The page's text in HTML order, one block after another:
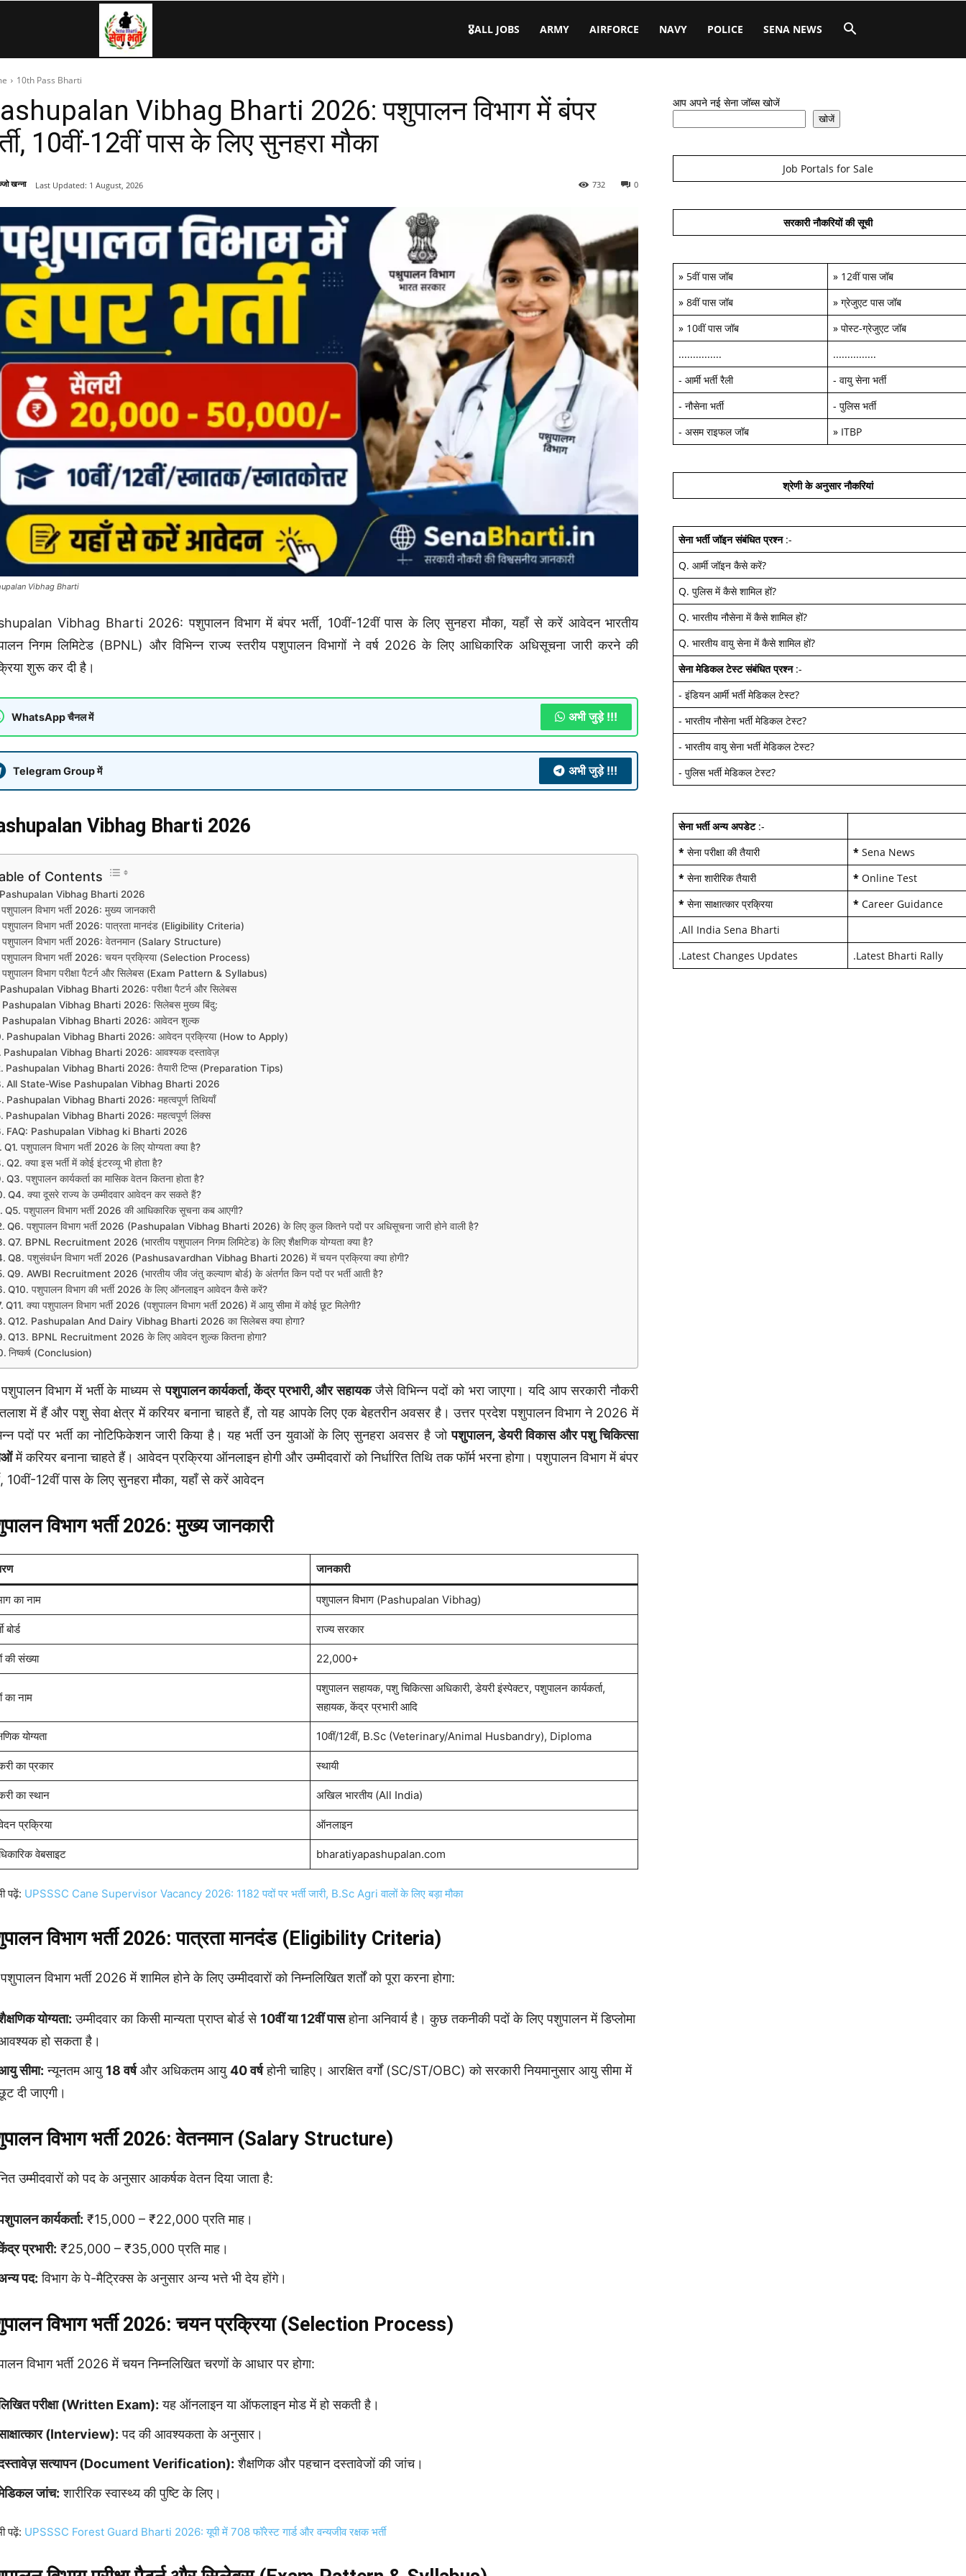
Army,
Airforce,
Police….
🎖️ALL JOBS ARMY AIRFORCE NAVY POLICE SENA NEWS
10th Pass Bharti
Vibhag Bharti 2026: पशुपालन विभाग में बंपर
10वीं-12वीं पास के लिए सुनहरा मौका
खन्ना 0
732
Last Updated: 1 August, 2026
Vibhag Bharti
Vibhag Bharti 2026: पशुपालन विभाग में बंपर भर्ती, 10वीं-12वीं पास के लिए सुनहरा मौका, यहाँ से करें आवेदन भारतीय
निगम लिमिटेड (BPNL) और विभिन्न राज्य स्तरीय पशुपालन विभागों ने वर्ष 2026 के लिए आधिकारिक अधिसूचना जारी करने की
शुरू कर दी है।
WhatsApp चैनल में अभी जुड़े !!!
Telegram Group में अभी जुड़े !!!
Vibhag Bharti 2026
of Contents
Vibhag Bharti 2026
पशुपालन विभाग भर्ती 2026: मुख्य जानकारी
पशुपालन विभाग भर्ती 2026: पात्रता मानदंड (Eligibility Criteria)
पशुपालन विभाग भर्ती 2026: वेतनमान (Salary Structure)
पशुपालन विभाग भर्ती 2026: चयन प्रक्रिया (Selection Process)
पशुपालन विभाग परीक्षा पैटर्न और सिलेबस (Exam Pattern & Syllabus)
Pashupalan Vibhag Bharti 2026: परीक्षा पैटर्न और सिलेबस
Pashupalan Vibhag Bharti 2026: सिलेबस मुख्य बिंदु:
Pashupalan Vibhag Bharti 2026: आवेदन शुल्क
Pashupalan Vibhag Bharti 2026: आवेदन प्रक्रिया (How to Apply)
Pashupalan Vibhag Bharti 2026: आवश्यक दस्तावेज़
Pashupalan Vibhag Bharti 2026: तैयारी टिप्स (Preparation Tips)
All State-Wise Pashupalan Vibhag Bharti 2026
Pashupalan Vibhag Bharti 2026: महत्वपूर्ण तिथियाँ
Pashupalan Vibhag Bharti 2026: महत्वपूर्ण लिंक्स
FAQ: Pashupalan Vibhag ki Bharti 2026
Q1. पशुपालन विभाग भर्ती 2026 के लिए योग्यता क्या है?
Q2. क्या इस भर्ती में कोई इंटरव्यू भी होता है?
Q3. पशुपालन कार्यकर्ता का मासिक वेतन कितना होता है?
Q4. क्या दूसरे राज्य के उम्मीदवार आवेदन कर सकते हैं?
Q5. पशुपालन विभाग भर्ती 2026 की आधिकारिक सूचना कब आएगी?
Q6. पशुपालन विभाग भर्ती 2026 (Pashupalan Vibhag Bharti 2026) के लिए कुल कितने पदों पर अधिसूचना जारी होने वाली है?
Q7. BPNL Recruitment 2026 (भारतीय पशुपालन निगम लिमिटेड) के लिए शैक्षणिक योग्यता क्या है?
Q8. पशुसंवर्धन विभाग भर्ती 2026 (Pashusavardhan Vibhag Bharti 2026) में चयन प्रक्रिया क्या होगी?
Q9. AWBI Recruitment 2026 (भारतीय जीव जंतु कल्याण बोर्ड) के अंतर्गत किन पदों पर भर्ती आती है?
Q10. पशुपालन विभाग की भर्ती 2026 के लिए ऑनलाइन आवेदन कैसे करें?
Q11. क्या पशुपालन विभाग भर्ती 2026 (पशुपालन विभाग भर्ती 2026) में आयु सीमा में कोई छूट मिलेगी?
Q12. Pashupalan And Dairy Vibhag Bharti 2026 का सिलेबस क्या होगा?
Q13. BPNL Recruitment 2026 के लिए आवेदन शुल्क कितना होगा?
निष्कर्ष (Conclusion)
विभाग में भर्ती के माध्यम सेपशुपालन कार्यकर्ता, केंद्र प्रभारी, और सहायकजैसे विभिन्न पदों को भरा जाएगा। यदि आप सरकारी नौकरी
में हैं और पशु सेवा क्षेत्र में करियर बनाना चाहते हैं, तो यह आपके लिए एक बेहतरीन अवसर है। उत्तर प्रदेश पशुपालन विभाग ने 2026 में
पदों पर भर्ती का नोटिफिकेशन जारी किया है। यह भर्ती उन युवाओं के लिए सुनहरा अवसर है जोपशुपालन, डेयरी विकास और पशु चिकित्सा
में करियर बनाना चाहते हैं। आवेदन प्रक्रिया ऑनलाइन होगी और उम्मीदवारों को निर्धारित तिथि तक फॉर्म भरना होगा। पशुपालन विभाग में बंपर
10वीं-12वीं पास के लिए सुनहरा मौका, यहाँ से करें आवेदन
विभाग भर्ती 2026: मुख्य जानकारी
जानकारी
का नाम पशुपालन विभाग (Pashupalan Vibhag)
बोर्ड राज्य सरकार
की संख्या 22,000+
का नाम
पशुपालन सहायक, पशु चिकित्सा अधिकारी, डेयरी इंस्पेक्टर, पशुपालन कार्यकर्ता,
सहायक, केंद्र प्रभारी आदि
योग्यता 10वीं/12वीं, B.Sc (Veterinary/Animal Husbandry), Diploma
का प्रकार स्थायी
का स्थान अखिल भारतीय (All India)
प्रक्रिया ऑनलाइन
वेबसाइट bharatiyapashupalan.com
पढ़ें: UPSSSC Cane Supervisor Vacancy 2026: 1182 पदों पर भर्ती जारी, B.Sc Agri वालों के लिए बड़ा मौका
विभाग भर्ती 2026: पात्रता मानदंड (Eligibility Criteria)
विभाग भर्ती 2026 में शामिल होने के लिए उम्मीदवारों को निम्नलिखित शर्तों को पूरा करना होगा:
योग्यता: उम्मीदवार का किसी मान्यता प्राप्त बोर्ड से 10वीं या 12वीं पासहोना अनिवार्य है। कुछ तकनीकी पदों के लिए पशुपालन में डिप्लोमा
हो सकता है।
सीमा: न्यूनतम आयु 18 वर्षऔर अधिकतम आयु40 वर्षहोनी चाहिए। आरक्षित वर्गों (SC/ST/OBC) को सरकारी नियमानुसार आयु सीमा में
दी जाएगी।
विभाग भर्ती 2026: वेतनमान (Salary Structure)
उम्मीदवारों को पद के अनुसार आकर्षक वेतन दिया जाता है:
कार्यकर्ता: ₹15,000 – ₹22,000 प्रति माह।
प्रभारी: ₹25,000 – ₹35,000 प्रति माह।
पद: विभाग के पे-मैट्रिक्स के अनुसार अन्य भत्ते भी देय होंगे।
विभाग भर्ती 2026: चयन प्रक्रिया (Selection Process)
विभाग भर्ती 2026 में चयन निम्नलिखित चरणों के आधार पर होगा:
परीक्षा (Written Exam): यह ऑनलाइन या ऑफलाइन मोड में हो सकती है।
(Interview): पद की आवश्यकता के अनुसार।
सत्यापन (Document Verification): शैक्षणिक और पहचान दस्तावेजों की जांच।
जांच: शारीरिक स्वास्थ्य की पुष्टि के लिए।
पढ़ें: UPSSSC Forest Guard Bharti 2026: यूपी में 708 फॉरेस्ट गार्ड और वन्यजीव रक्षक भर्ती
आप अपने नई सेना जॉब्स खोजें
खोजें
Job Portals for Sale
सरकारी नौकरियों की सूची
» 5वीं पास जॉब » 12वीं पास जॉब
» 8वीं पास जॉब » ग्रेजुएट पास जॉब
» 10वीं पास जॉब » पोस्ट-ग्रेजुएट जॉब
...............
...............
- आर्मी भर्ती रैली - वायु सेना भर्ती
- नौसेना भर्ती - पुलिस भर्ती
- असम राइफल जॉब » ITBP
श्रेणी के अनुसार नौकरियां
सेना भर्ती जॉइन संबंधित प्रश्न:-
Q. आर्मी जॉइन कैसे करें?
Q. पुलिस में कैसे शामिल हों?
Q. भारतीय नौसेना में कैसे शामिल हों?
Q. भारतीय वायु सेना में कैसे शामिल हों?
सेना मेडिकल टेस्ट संबंधित प्रश्न:-
- इंडियन आर्मी भर्ती मेडिकल टेस्ट?
- भारतीय नौसेना भर्ती मेडिकल टेस्ट?
- भारतीय वायु सेना भर्ती मेडिकल टेस्ट?
- पुलिस भर्ती मेडिकल टेस्ट?
सेना भर्ती अन्य अपडेट:-
* सेना परीक्षा की तैयारी * Sena News
* सेना शारीरिक तैयारी * Online Test
* सेना साक्षात्कार प्रक्रिया * Career Guidance
.All India Sena Bharti
.Latest Changes Updates .Latest Bharti Rally